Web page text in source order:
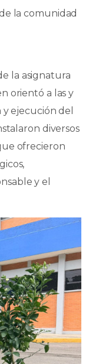
la comunidad
la asignatura
orientó a las y
ejecución del
diversos
ofrecieron
y el